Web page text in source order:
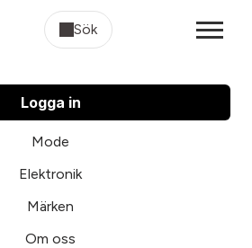
Sök
Logga in
Mode
Elektronik
Märken
Om oss